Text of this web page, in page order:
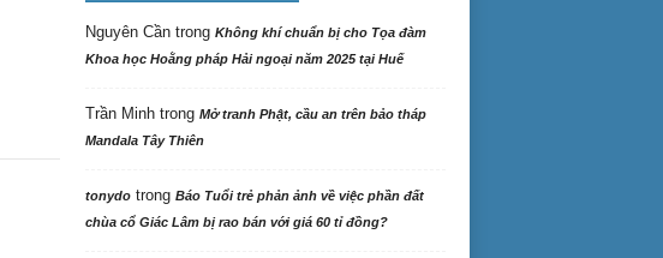
Nguyên Cầntrong Không khí chuẩn bị cho Tọa đàm
Khoa học Hoằng pháp Hải ngoại năm 2025 tại Huế
Trần Minhtrong Mở tranh Phật, cầu an trên bảo tháp
Mandala Tây Thiên
tonydotrong Báo Tuổi trẻ phản ảnh về việc phần đất
chùa cổ Giác Lâm bị rao bán với giá 60 tỉ đồng?